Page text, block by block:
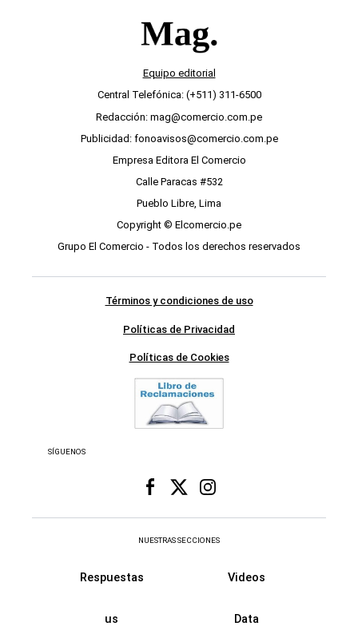
Equipo editorial
Central Telefónica: (+511) 311-6500
Redacción: mag@comercio.com.pe
Publicidad: fonoavisos@comercio.com.pe
Empresa Editora El Comercio
Calle Paracas #532
Pueblo Libre, Lima
Copyright © Elcomercio.pe
Grupo El Comercio - Todos los derechos reservados
Términos y condiciones de uso
Políticas de Privacidad
Políticas de Cookies
SÍGUENOS
NUESTRAS SECCIONES
Respuestas Videos
us Data